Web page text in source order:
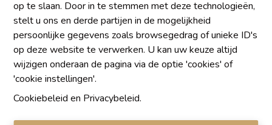
op te slaan. Door in te stemmen met deze technologieën,
stelt u ons en derde partijen in de mogelijkheid
persoonlijke gegevens zoals browsegedrag of unieke ID's
op deze website te verwerken. U kan uw keuze altijd
wijzigen onderaan de pagina via de optie 'cookies' of
'cookie instellingen'.
Cookiebeleid en Privacybeleid.
Huis